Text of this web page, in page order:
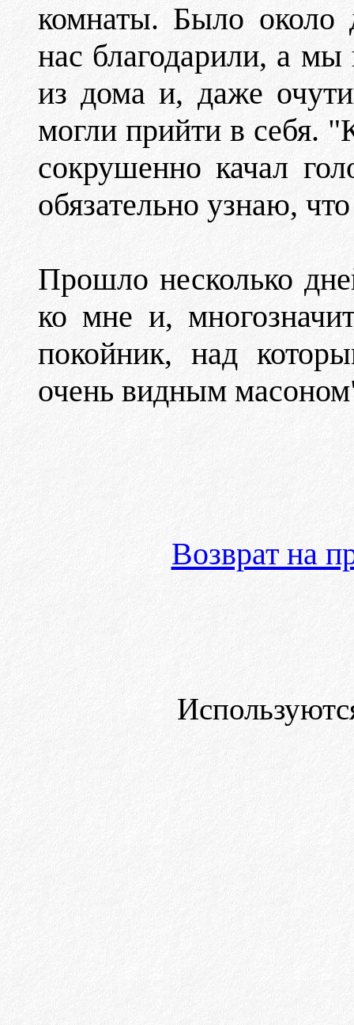
комнаты. Было около
нас благодарили, а
из дома и, даже
могли прийти в себя.
сокрушенно качал
обязательно узнаю,
Прошло несколько
ко мне и,
покойник, над
очень видным
Возврат на